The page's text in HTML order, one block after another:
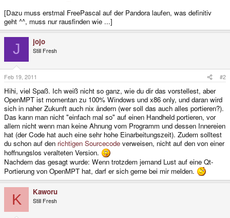
[Dazu muss erstmal FreePascal auf der Pandora laufen, was definitiv
geht ^^, muss nur rausfinden wie ...]
J jojo
Still Fresh
Feb 19, 2011 #2
Hihi, viel Spaß. Ich weiß nicht so ganz, wie du dir das vorstellest, aber
OpenMPT ist momentan zu 100% Windows und x86 only, und daran wird
sich in naher Zukunft auch nix ändern (wer soll das auch alles portieren?).
Das kann man nicht "einfach mal so" auf einen Handheld portieren, vor
allem nicht wenn man keine Ahnung vom Programm und dessen Innereien
hat (der Code hat auch eine sehr hohe Einarbeitungszeit). Zudem solltest
du schon auf den richtigen Sourcecode verweisen, nicht auf den von einer
hoffnungslos veralteten Version.
Nachdem das gesagt wurde: Wenn trotzdem jemand Lust auf eine Qt-
Portierung von OpenMPT hat, darf er sich gerne bei mir melden.
K Kaworu
Still Fresh